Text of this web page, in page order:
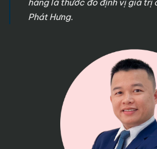
⭐ Dự án Bất động sản nào
CapitaLand đang phát triển ?
Seasons Avenue
Mulberry Lane
⭐ Dự án Bất động sản nào
CapitaLand đã bàn giao ?
hàng là thước đo định vị giá trị
Phát Hưng.